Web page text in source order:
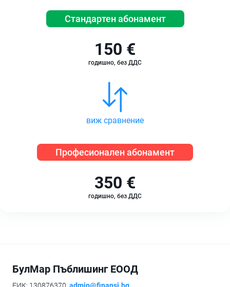
Стандартен абонамент
150 €
годишно, без ДДС
виж сравнение
Професионален абонамент
350 €
годишно, без ДДС
БулМар Пъблишинг ЕООД
ЕИК: 130876370, admin@finansi.bg